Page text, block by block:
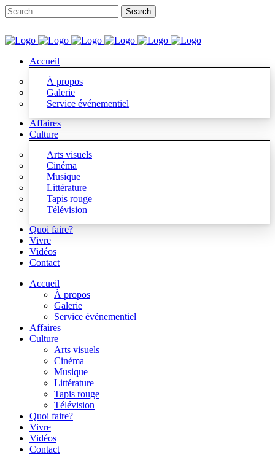
Accueil
À propos
Galerie
Service événementiel
Affaires
Culture
Arts visuels
Cinéma
Musique
Littérature
Tapis rouge
Télévision
Quoi faire?
Vivre
Vidéos
Contact
Accueil
À propos
Galerie
Service événementiel
Affaires
Culture
Arts visuels
Cinéma
Musique
Littérature
Tapis rouge
Télévision
Quoi faire?
Vivre
Vidéos
Contact